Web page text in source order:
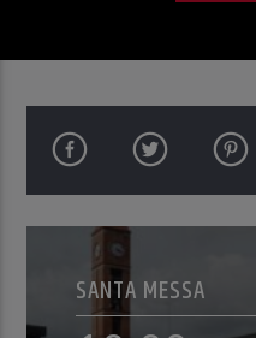
SANTA MESSA